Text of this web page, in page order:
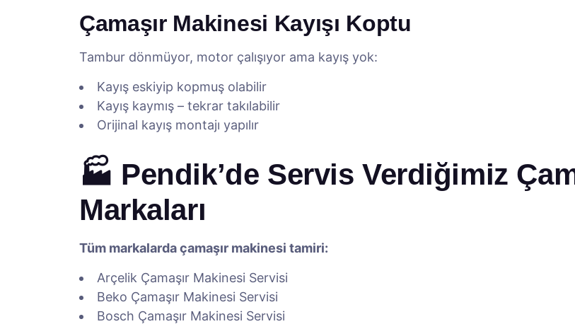
Çamaşır Makinesi Kayışı Koptu
Tambur dönmüyor, motor çalışıyor ama kayış yok:
Kayış eskiyip kopmuş olabilir
Kayış kaymış – tekrar takılabilir
Orijinal kayış montajı yapılır
🏭 Pendik’de Servis Verdiğimiz
Markaları
Tüm markalarda çamaşır makinesi tamiri:
Arçelik Çamaşır Makinesi Servisi
Beko Çamaşır Makinesi Servisi
Bosch Çamaşır Makinesi Servisi